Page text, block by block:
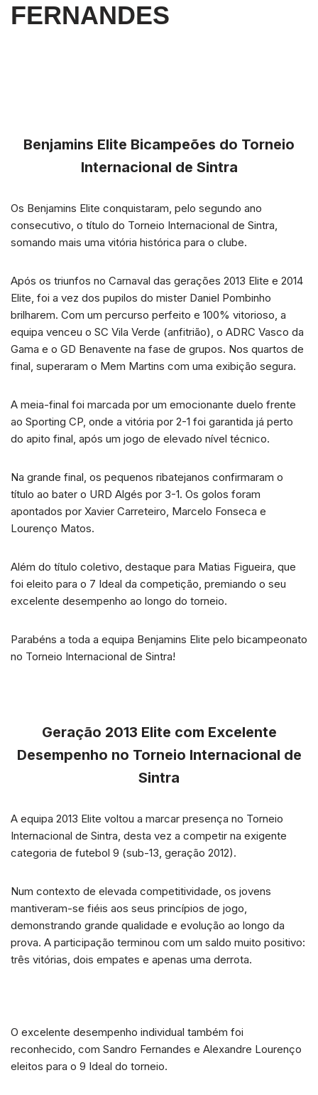
FERNANDES
Benjamins Elite Bicampeões do Torneio
Internacional de Sintra
Os Benjamins Elite conquistaram, pelo segundo ano
consecutivo, o título do Torneio Internacional de Sintra,
somando mais uma vitória histórica para o clube.
Após os triunfos no Carnaval das gerações 2013 Elite e 2014
Elite, foi a vez dos pupilos do mister Daniel Pombinho
brilharem. Com um percurso perfeito e 100% vitorioso, a
equipa venceu o SC Vila Verde (anfitrião), o ADRC Vasco da
Gama e o GD Benavente na fase de grupos. Nos quartos de
final, superaram o Mem Martins com uma exibição segura.
A meia-final foi marcada por um emocionante duelo frente
ao Sporting CP, onde a vitória por 2-1 foi garantida já perto
do apito final, após um jogo de elevado nível técnico.
Na grande final, os pequenos ribatejanos confirmaram o
título ao bater o URD Algés por 3-1. Os golos foram
apontados por Xavier Carreteiro, Marcelo Fonseca e
Lourenço Matos.
Além do título coletivo, destaque para Matias Figueira, que
foi eleito para o 7 Ideal da competição, premiando o seu
excelente desempenho ao longo do torneio.
Parabéns a toda a equipa Benjamins Elite pelo bicampeonato
no Torneio Internacional de Sintra!
Geração 2013 Elite com Excelente
Desempenho no Torneio Internacional de
Sintra
A equipa 2013 Elite voltou a marcar presença no Torneio
Internacional de Sintra, desta vez a competir na exigente
categoria de futebol 9 (sub-13, geração 2012).
Num contexto de elevada competitividade, os jovens
mantiveram-se fiéis aos seus princípios de jogo,
demonstrando grande qualidade e evolução ao longo da
prova. A participação terminou com um saldo muito positivo:
três vitórias, dois empates e apenas uma derrota.
O excelente desempenho individual também foi
reconhecido, com Sandro Fernandes e Alexandre Lourenço
eleitos para o 9 Ideal do torneio.